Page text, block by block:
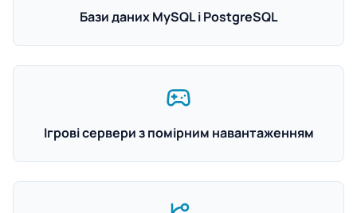
Бази даних MySQL і PostgreSQL
Ігрові сервери з помірним навантаженням